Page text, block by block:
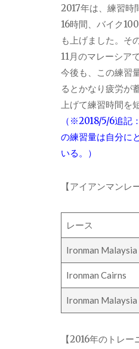
2017年は、練習時
16時間、バイク
も上げました。そ
11月のマレーシア
今後も、この練習
るとかなり疲労が
上げて練習時間を
（※2018/5/6追記
の練習量は自分に
いる。）
【アイアンマンレ
レース
Ironman Malaysia
Ironman Cairns
Ironman Malaysia
【2016年のトレー